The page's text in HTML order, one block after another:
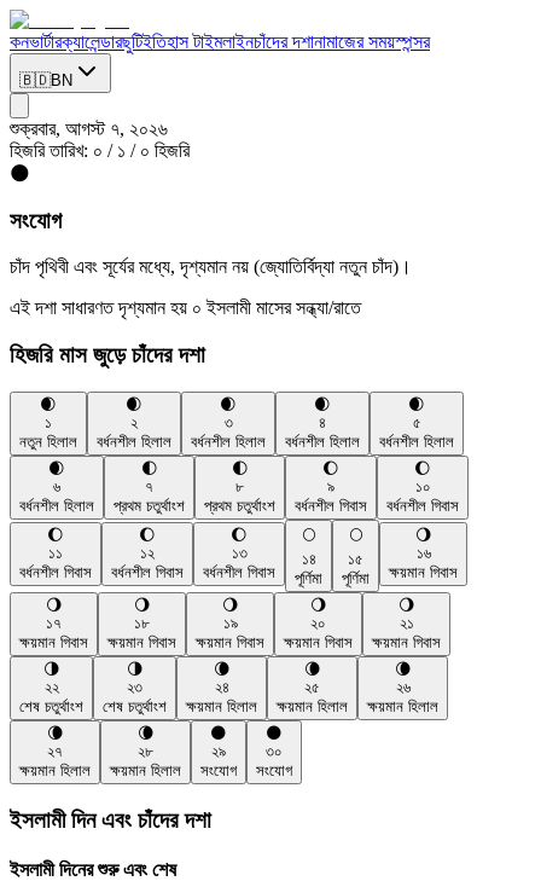
কনভার্টারক্যালেন্ডারছুটিইতিহাস টাইমলাইনচাঁদের দশানামাজের সময়স্পন্সর
🇧🇩BN
শুক্রবার, আগস্ট ৭, ২০২৬
হিজরি তারিখ: ০ / ১ / ০ হিজরি
🌑
সংযোগ
চাঁদ পৃথিবী এবং সূর্যের মধ্যে, দৃশ্যমান নয় (জ্যোতির্বিদ্যা নতুন চাঁদ)।
এই দশা সাধারণত দৃশ্যমান হয় ০ ইসলামী মাসের সন্ধ্যা/রাতে
হিজরি মাস জুড়ে চাঁদের দশা
🌒
১
নতুন হিলাল
🌒
২
বর্ধনশীল হিলাল
🌒
৩
বর্ধনশীল হিলাল
🌒
৪
বর্ধনশীল হিলাল
🌒
৫
বর্ধনশীল হিলাল
🌒
৬
বর্ধনশীল হিলাল
🌓
৭
প্রথম চতুর্থাংশ
🌓
৮
প্রথম চতুর্থাংশ
🌔
৯
বর্ধনশীল গিবাস
🌔
১০
বর্ধনশীল গিবাস
🌔
১১
বর্ধনশীল গিবাস
🌔
১২
বর্ধনশীল গিবাস
🌔
১৩
বর্ধনশীল গিবাস
🌕
১৪
পূর্ণিমা
🌕
১৫
পূর্ণিমা
🌖
১৬
ক্ষয়মান গিবাস
🌖
১৭
ক্ষয়মান গিবাস
🌖
১৮
ক্ষয়মান গিবাস
🌖
১৯
ক্ষয়মান গিবাস
🌖
২০
ক্ষয়মান গিবাস
🌖
২১
ক্ষয়মান গিবাস
🌗
২২
শেষ চতুর্থাংশ
🌗
২৩
শেষ চতুর্থাংশ
🌘
২৪
ক্ষয়মান হিলাল
🌘
২৫
ক্ষয়মান হিলাল
🌘
২৬
ক্ষয়মান হিলাল
🌘
২৭
ক্ষয়মান হিলাল
🌘
২৮
ক্ষয়মান হিলাল
🌑
২৯
সংযোগ
🌑
৩০
সংযোগ
ইসলামী দিন এবং চাঁদের দশা
ইসলামী দিনের শুরু এবং শেষ